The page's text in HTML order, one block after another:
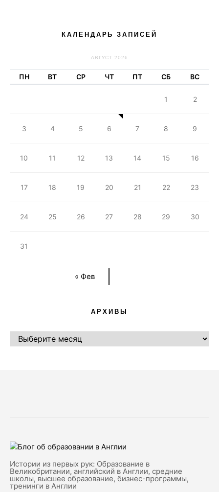
КАЛЕНДАРЬ ЗАПИСЕЙ
АВГУСТ 2026
ПН ВТ СР ЧТ ПТ СБ ВС
« Фев
1 2
3 4 5 6 7 8 9
10 11 12 13 14 15 16
17 18 19 20 21 22 23
24 25 26 27 28 29 30
31
АРХИВЫ
Истории из первых рук: Образование в
Великобритании, английский в Англии, средние
школы, высшее образование, бизнес-программы,
тренинги в Англии